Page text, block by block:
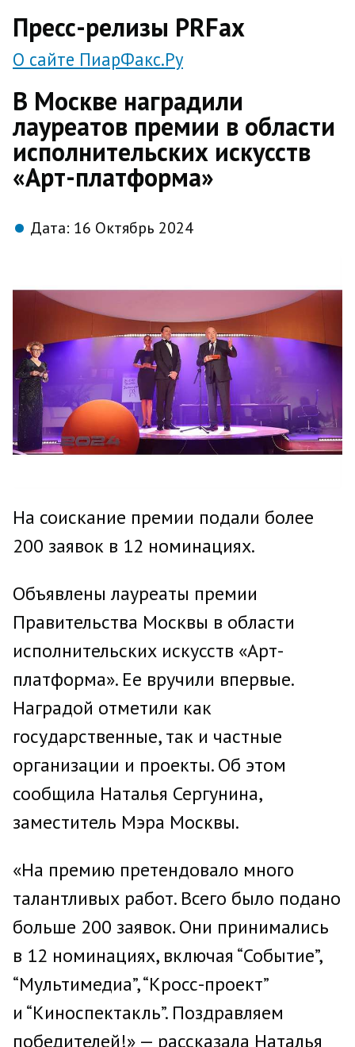
Пресс-релизы PRFax
О сайте ПиарФакс.Ру
В Москве наградили
лауреатов премии в области
исполнительских искусств
«Арт-платформа»
Дата: 16 Октябрь 2024
На соискание премии подали более
200 заявок в 12 номинациях.
Объявлены лауреаты премии
Правительства Москвы в области
исполнительских искусств «Арт-
платформа». Ее вручили впервые.
Наградой отметили как
государственные, так и частные
организации и проекты. Об этом
сообщила Наталья Сергунина,
заместитель Мэра Москвы.
«На премию претендовало много
талантливых работ. Всего было подано
больше 200 заявок. Они принимались
в 12 номинациях, включая “Событие”,
“Мультимедиа”, “Кросс-проект”
и “Киноспектакль”. Поздравляем
победителей!» — рассказала Наталья